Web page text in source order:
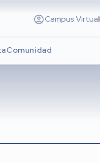
Campus Virtual
Comunidad